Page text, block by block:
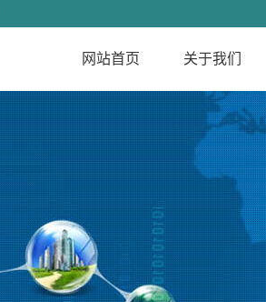
网站首页 关于我们
公司简介
联系我们
企业文化